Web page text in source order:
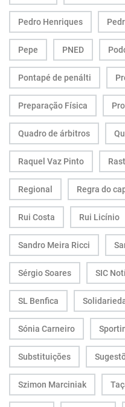
Pedro Henriques
Pepe PNED
Pontapé de penálti
Preparação Física
Quadro de árbitros
Raquel Vaz Pinto
Regional Regra do
Rui Costa Rui Licínio
Sandro Meira Ricci
Sérgio Soares SIC
SL Benfica
Sónia Carneiro
Substituições
Szimon Marciniak